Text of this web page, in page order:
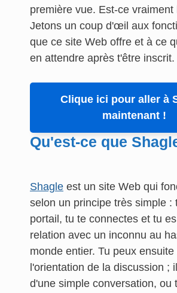
première vue. Est-ce vraiment
Jetons un coup d'œil aux
que ce site Web offre et à ce
en attendre après t'être inscrit.
Clique ici pour aller à
maintenant !
Qu'est-ce que
Shagle est un site Web qui
selon un principe très simple :
portail, tu te connectes et tu
relation avec un inconnu au
monde entier. Tu peux ensuite
l'orientation de la discussion ;
d'une simple conversation, ou